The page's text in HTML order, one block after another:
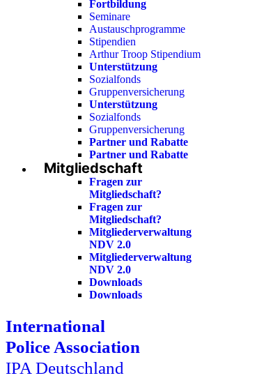
Fortbildung
Seminare
Austauschprogramme
Stipendien
Arthur Troop Stipendium
Unterstützung
Sozialfonds
Gruppenversicherung
Unterstützung
Sozialfonds
Gruppenversicherung
Partner und Rabatte
Partner und Rabatte
Mitgliedschaft
Fragen zur
Mitgliedschaft?
Fragen zur
Mitgliedschaft?
Mitgliederverwaltung
NDV 2.0
Mitgliederverwaltung
NDV 2.0
Downloads
Downloads
International
Police Association
IPA Deutschland